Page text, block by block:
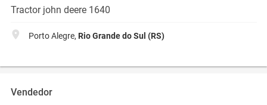
Tractor john deere 1640
Porto Alegre, Rio Grande do Sul (RS)
Vendedor